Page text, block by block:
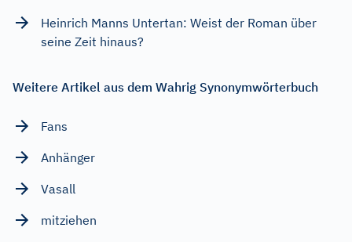
Heinrich Manns Untertan: Weist der Roman über
seine Zeit hinaus?
Weitere Artikel aus dem Wahrig Synonymwörterbuch
Fans
Anhänger
Vasall
mitziehen